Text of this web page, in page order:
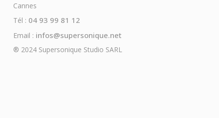
Cannes
Tél : 04 93 99 81 12
Email : infos@supersonique.net
® 2024 Supersonique Studio SARL